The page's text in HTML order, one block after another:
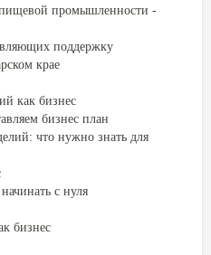
пищевой промышленности -
поддержку
крае
как бизнес
бизнес план
что нужно знать для
с нуля
бизнес